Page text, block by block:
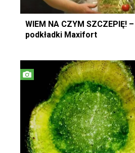
WIEM NA CZYM SZCZEPIĘ!
podkładki Maxifort